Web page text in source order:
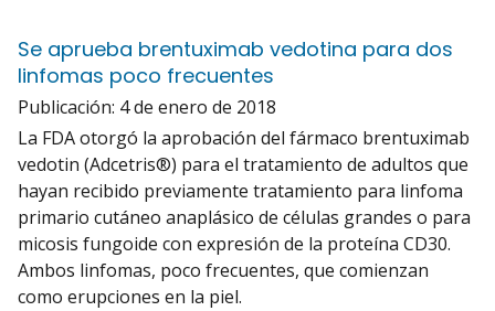
Se aprueba brentuximab vedotina para dos
linfomas poco frecuentes
Publicación: 4 de enero de 2018
La FDA otorgó la aprobación del fármaco brentuximab
vedotin (Adcetris®) para el tratamiento de adultos que
hayan recibido previamente tratamiento para linfoma
primario cutáneo anaplásico de células grandes o para
micosis fungoide con expresión de la proteína CD30.
Ambos linfomas, poco frecuentes, que comienzan
como erupciones en la piel.